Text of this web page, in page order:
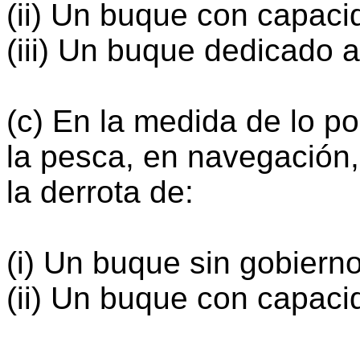
(ii) Un buque con
(iii) Un buque dedicado
(c) En la medida de lo
la pesca, en
la derrota de:
(i) Un buque sin
(ii) Un buque con